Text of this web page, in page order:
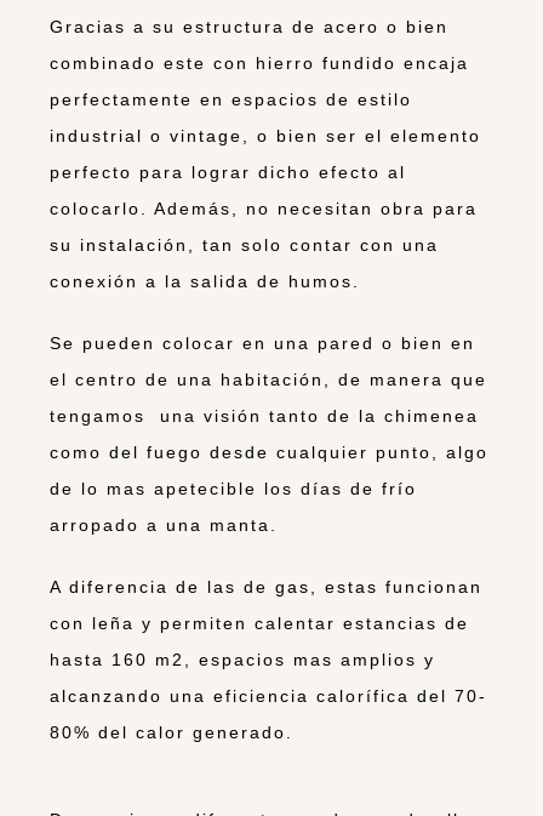
Gracias a su estructura de acero o bien
combinado este con hierro fundido encaja
perfectamente en espacios de estilo
industrial o vintage, o bien ser el elemento
perfecto para lograr dicho efecto al
colocarlo. Además, no necesitan obra para
su instalación, tan solo contar con una
conexión a la salida de humos.
Se pueden colocar en una pared o bien en
el centro de una habitación, de manera que
tengamos una visión tanto de la chimenea
como del fuego desde cualquier punto, algo
de lo mas apetecible los días de frío
arropado a una manta.
A diferencia de las de gas, estas funcionan
con leña y permiten calentar estancias de
hasta 160 m2, espacios mas amplios y
alcanzando una eficiencia calorífica del 70-
80% del calor generado.